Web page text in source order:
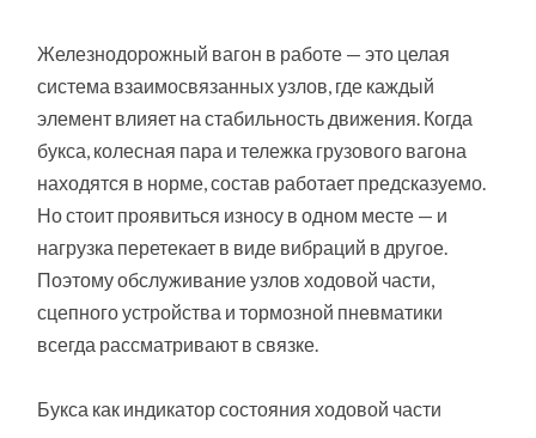
Железнодорожный вагон в работе — это целая
система взаимосвязанных узлов, где каждый
элемент влияет на стабильность движения. Когда
букса, колесная пара и тележка грузового вагона
находятся в норме, состав работает предсказуемо.
Но стоит проявиться износу в одном месте — и
нагрузка перетекает в виде вибраций в другое.
Поэтому обслуживание узлов ходовой части,
сцепного устройства и тормозной пневматики
всегда рассматривают в связке.
Букса как индикатор состояния ходовой части